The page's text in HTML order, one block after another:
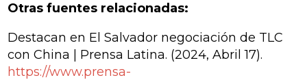
Otras fuentes relacionadas:
Destacan en El Salvador negociación de TLC
con China | Prensa Latina. (2024, Abril 17).
https://www.prensa-